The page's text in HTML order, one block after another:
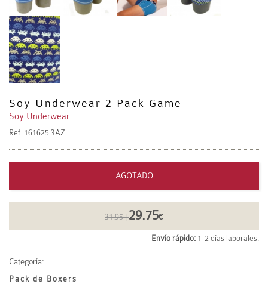
Soy Underwear 2 Pack Game
Soy Underwear
Ref. 161625 3AZ
AGOTADO
31.95 |29.75€
Envío rápido: 1-2 días laborales.
Categoría:
Pack de Boxers